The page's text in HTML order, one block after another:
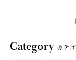
Categoryカテゴ